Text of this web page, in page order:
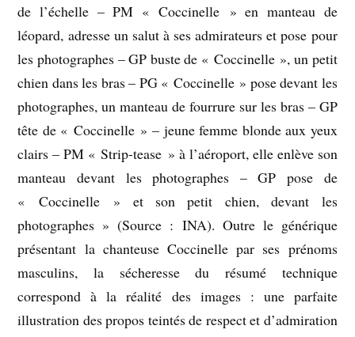
de l’échelle – PM « Coccinelle » en manteau de
léopard, adresse un salut à ses admirateurs et pose pour
les photographes – GP buste de « Coccinelle », un petit
chien dans les bras – PG « Coccinelle » pose devant les
photographes, un manteau de fourrure sur les bras – GP
tête de « Coccinelle » – jeune femme blonde aux yeux
clairs – PM « Strip-tease » à l’aéroport, elle enlève son
manteau devant les photographes – GP pose de
« Coccinelle » et son petit chien, devant les
photographes » (Source : INA). Outre le générique
présentant la chanteuse Coccinelle par ses prénoms
masculins, la sécheresse du résumé technique
correspond à la réalité des images : une parfaite
illustration des propos teintés de respect et d’admiration